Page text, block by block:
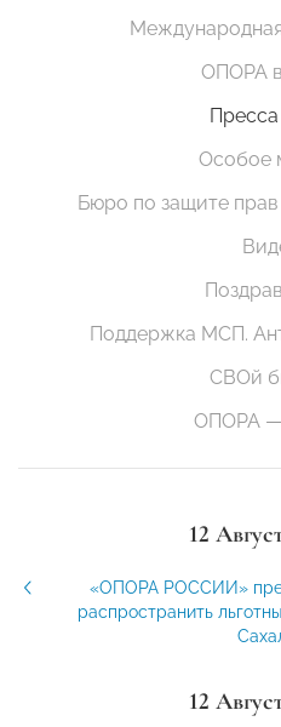
ОПОРА
Особое
Бюро по защите
Поддержка МСП.
СВОй
ОПОРА
12
«ОПОРА РОССИИ»
распространить
12